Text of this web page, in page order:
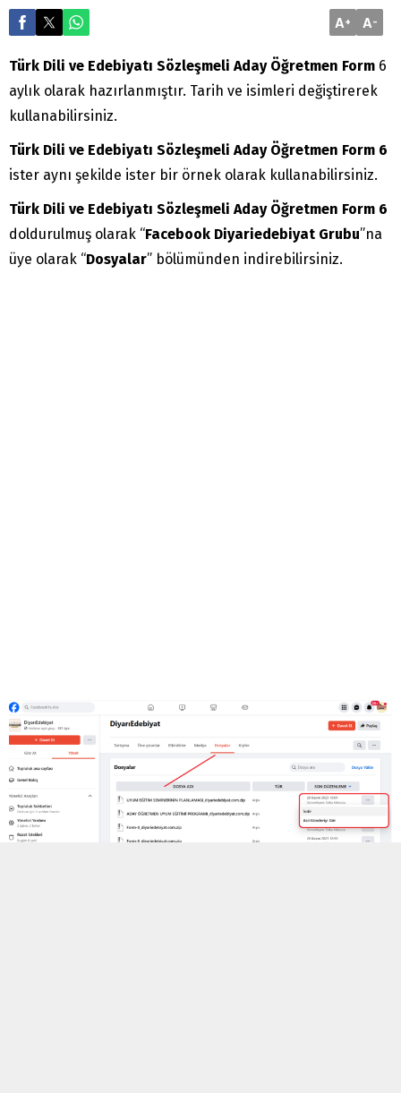
A+ A-
Türk Dili ve Edebiyatı Sözleşmeli Aday Öğretmen Form 6
aylık olarak hazırlanmıştır. Tarih ve isimleri değiştirerek
kullanabilirsiniz.
Türk Dili ve Edebiyatı Sözleşmeli Aday Öğretmen Form 6
ister aynı şekilde ister bir örnek olarak kullanabilirsiniz.
Türk Dili ve Edebiyatı Sözleşmeli Aday Öğretmen Form 6
doldurulmuş olarak “Facebook Diyariedebiyat Grubu”na
üye olarak “Dosyalar” bölümünden indirebilirsiniz.